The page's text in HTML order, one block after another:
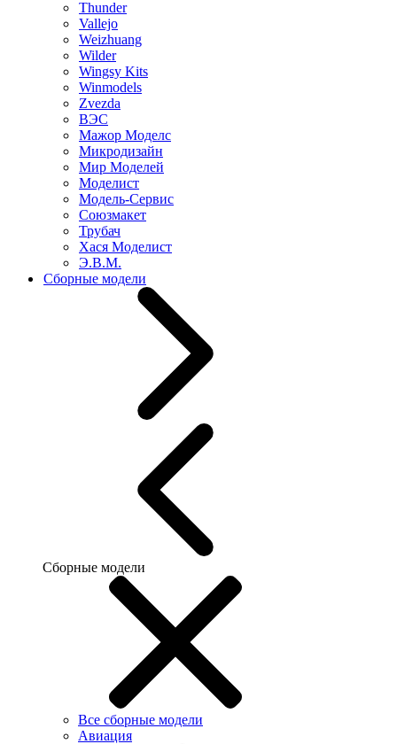
Thunder
Vallejo
Weizhuang
Wilder
Wingsy Kits
Winmodels
Zvezda
ВЭС
Мажор Моделс
Микродизайн
Мир Моделей
Моделист
Модель-Сервис
Союзмакет
Трубач
Хася Моделист
Э.В.М.
Сборные модели
Сборные модели
Все сборные модели
Авиация